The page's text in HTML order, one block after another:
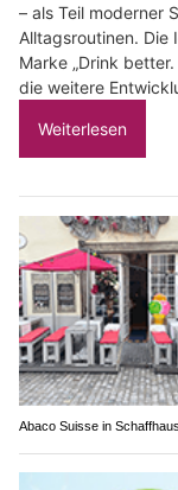
– als Teil moderner
Alltagsroutinen.
Marke „Drink
die weitere
Weiterlesen
Abaco Suisse in